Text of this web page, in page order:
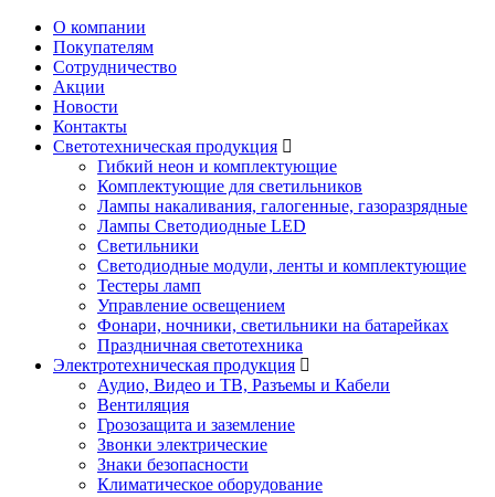
О компании
Покупателям
Сотрудничество
Акции
Новости
Контакты
Светотехническая продукция
Гибкий неон и комплектующие
Комплектующие для светильников
Лампы накаливания, галогенные, газоразрядные
Лампы Светодиодные LED
Светильники
Светодиодные модули, ленты и комплектующие
Тестеры ламп
Управление освещением
Фонари, ночники, светильники на батарейках
Праздничная светотехника
Электротехническая продукция
Аудио, Видео и ТВ, Разъемы и Кабели
Вентиляция
Грозозащита и заземление
Звонки электрические
Знаки безопасности
Климатическое оборудование